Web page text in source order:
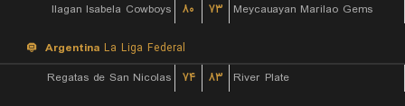
Ilagan Isabela Cowboys
۸۰ ۷۳ Meycauayan Marilao Gems
Argentina La Liga Federal
Regatas de San Nicolas
۷۴ ۸۳ River Plate